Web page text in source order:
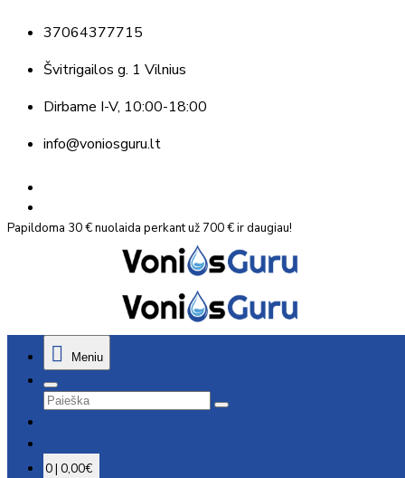
37064377715
Švitrigailos g. 1 Vilnius
Dirbame I-V, 10:00-18:00
info@voniosguru.lt
Papildoma 30 € nuolaida perkant už 700 € ir daugiau!
Meniu
0 | 0,00€